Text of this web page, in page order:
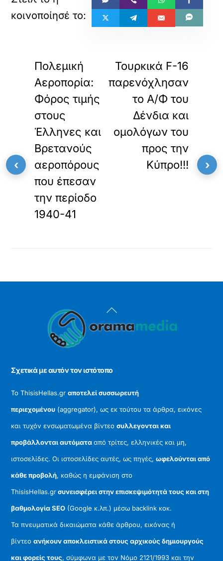
Πολεμική
Αεροπορία:
Φόρος τιμής
στους
Έλληνες και
Βρετανούς
αεροπόρους
που έπεσαν
την περίοδο
1940-41
Τουρκικά F-16
παρενόχλησαν
το Α/Φ του
Δένδια και
ομολόγων του
προς την
Κύπρο!!!
Back
To
Σχετικά με αυτόν τον ιστότοπο
Το ThisisHellas.grαποτελεί συσσωρευτή
περιεχομένου (aggregator), ως εκ τούτου τα άρθρα, εικόνες
και τυχόν ενσωματωμένα βίντεοσυλλεγονται και
προβάλλονται αυτόματααπό τρίτες, ελληνικές και μη,
ιστοσελίδες. Οι ιστοσελίδες αυτές, ως πηγές,ωφελούνται από
κάθε προβολή, καθώς η εμφάνιση στο
ThisisHellas.grσυνεισφέρει στην επισκεψιμότητά τους και στη
βαθμολογία SEO (Google κ.λπ.) μέσω backlink κοκ.
Τα πνευματικά δικαιώματα κάθε άρθρου, εικόνας ή
βίντεοανήκουν αποκλειστικά στους αρχικούς δημιουργούς
και φορείς τους, σύμφωνα με τον Νόμο 2121/1993 και την
‹ ›